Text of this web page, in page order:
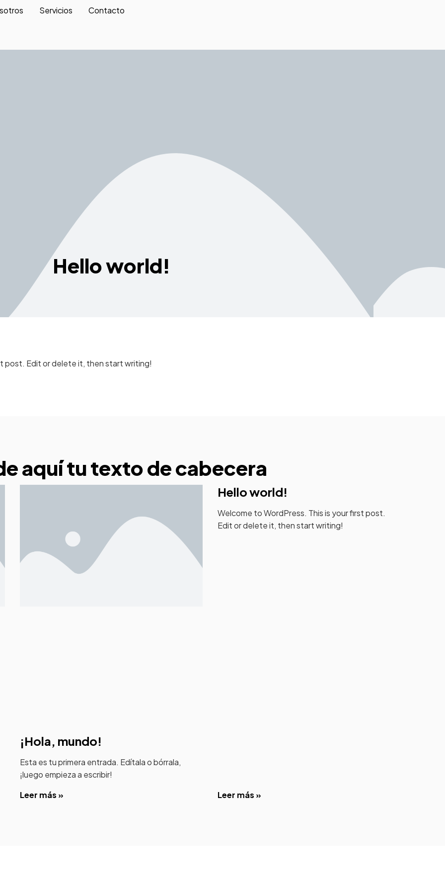
Servicios Contacto
Hello world!
post. Edit or delete it, then start writing!
aquí tu texto de cabecera
¡Hola, mundo!
Esta es tu primera entrada. Edítala o bórrala,
¡luego empieza a escribir!
Leer más »
Hello world!
Welcome to WordPress. This is your first post.
Edit or delete it, then start writing!
Leer más »